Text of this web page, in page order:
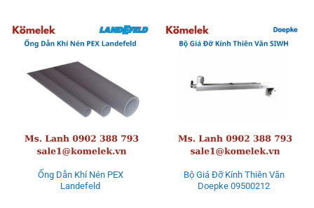
Ống Dẫn Khí Nén PEX
Landefeld
Bộ Giá Đỡ Kính Thiên Văn
Doepke 09500212